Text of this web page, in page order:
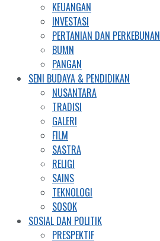
KEUANGAN
INVESTASI
PERTANIAN DAN PERKEBUNAN
BUMN
PANGAN
SENI BUDAYA & PENDIDIKAN
NUSANTARA
TRADISI
GALERI
FILM
SASTRA
RELIGI
SAINS
TEKNOLOGI
SOSOK
SOSIAL DAN POLITIK
PRESPEKTIF